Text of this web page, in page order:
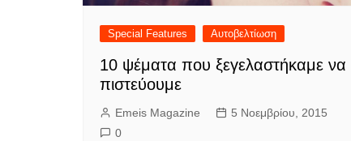
Special Features Αυτοβελτίωση
10 ψέματα που ξεγελαστήκαμε να
πιστεύουμε
Emeis Magazine
5 Νοεμβρίου, 2015
0